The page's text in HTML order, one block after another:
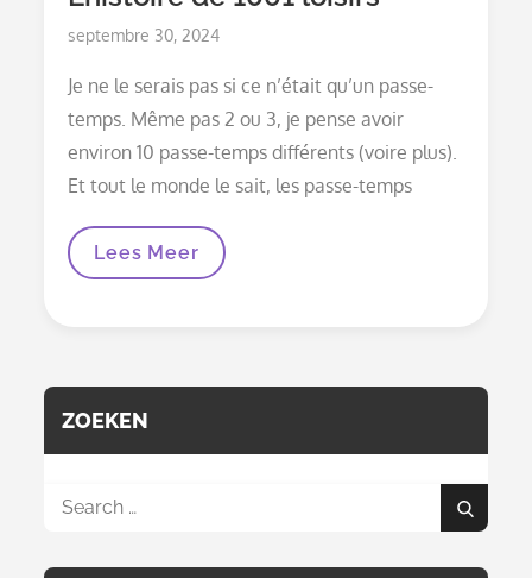
Posted
septembre 30, 2024
Je ne le serais pas si ce n’était qu’un passe-
temps. Même pas 2 ou 3, je pense avoir
environ 10 passe-temps différents (voire plus).
Et tout le monde le sait, les passe-temps
L’histoire
Lees Meer
ZOEKEN
Search
Search